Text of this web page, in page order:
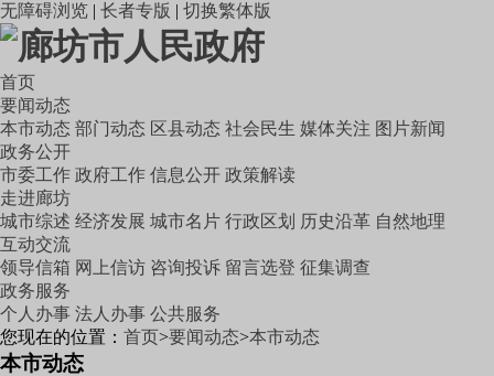
无障碍浏览 | 长者专版 | 切换繁体版
首页
要闻动态
本市动态 部门动态 区县动态 社会民生 媒体关注 图片新闻
政务公开
市委工作 政府工作 信息公开 政策解读
走进廊坊
城市综述 经济发展 城市名片 行政区划 历史沿革 自然地理
互动交流
领导信箱 网上信访 咨询投诉 留言选登 征集调查
政务服务
个人办事 法人办事 公共服务
您现在的位置： 首页>要闻动态>本市动态
本市动态